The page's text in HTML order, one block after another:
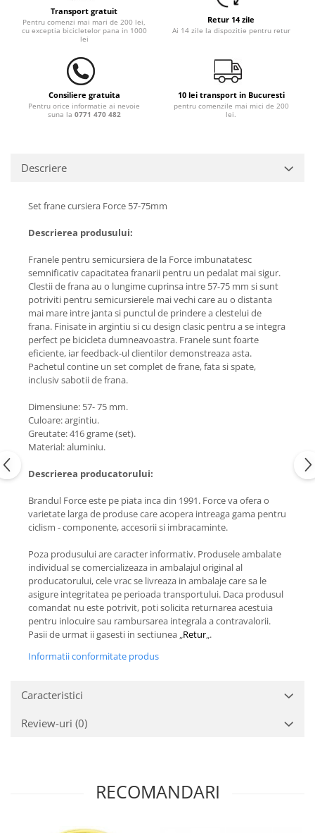
Transport gratuit
Pentru comenzi mai mari de 200 lei,
cu exceptia bicicletelor pana in 1000
lei
Retur 14 zile
Ai 14 zile la dispozitie pentru retur
Consiliere gratuita
Pentru orice informatie ai nevoie
suna la 0771 470 482
10 lei transport in Bucuresti
pentru comenzile mai mici de 200
lei.
Descriere
Set frane cursiera Force 57-75mm
Descrierea produsului:
Franele pentru semicursiera de la Force imbunatatesc
semnificativ capacitatea franarii pentru un pedalat mai sigur.
Clestii de frana au o lungime cuprinsa intre 57-75 mm si sunt
potriviti pentru semicursierele mai vechi care au o distanta
mai mare intre janta si punctul de prindere a clestelui de
frana. Finisate in argintiu si cu design clasic pentru a se integra
perfect pe bicicleta dumneavoastra. Franele sunt foarte
eficiente, iar feedback-ul clientilor demonstreaza asta.
Pachetul contine un set complet de frane, fata si spate,
inclusiv sabotii de frana.
Dimensiune: 57- 75 mm.
Culoare: argintiu.
Greutate: 416 grame (set).
Material: aluminiu.
Descrierea producatorului:
Brandul Force este pe piata inca din 1991. Force va ofera o
varietate larga de produse care acopera intreaga gama pentru
ciclism - componente, accesorii si imbracaminte.
Poza produsului are caracter informativ. Produsele ambalate
individual se comercializeaza in ambalajul original al
producatorului, cele vrac se livreaza in ambalaje care sa le
asigure integritatea pe perioada transportului. Daca produsul
comandat nu este potrivit, poti solicita returnarea acestuia
pentru inlocuire sau rambursarea integrala a contravalorii.
Pasii de urmat ii gasesti in sectiunea „Retur„.
Informatii conformitate produs
Caracteristici
Review-uri (0)
RECOMANDARI